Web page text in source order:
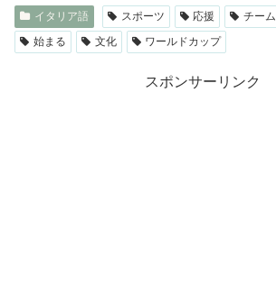
イタリア語 スポーツ 応援 チーム
始まる
文化 ワールドカップ
スポンサーリンク